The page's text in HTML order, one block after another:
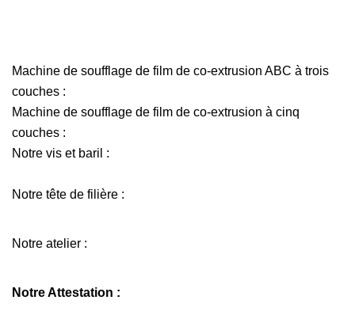
Machine de soufflage de film de co-extrusion ABC à trois
couches :
Machine de soufflage de film de co-extrusion à cinq
couches :
Notre vis et baril :
Notre tête de filière :
Notre atelier :
Notre Attestation :